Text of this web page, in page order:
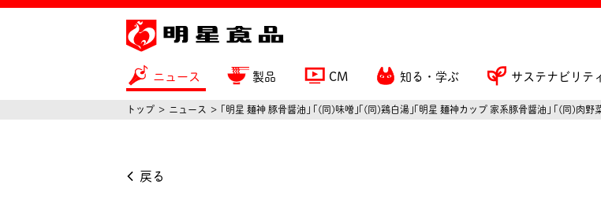
ニュース 製品 CM 知る・学ぶ サステナビリテ
トップ ニュース ｢明星 麺神 豚骨醤油｣ ｢(同)味噌｣｢(同)鶏白湯｣｢明星 麺神カップ 家系豚骨醤油｣ ｢(同)肉野
戻る